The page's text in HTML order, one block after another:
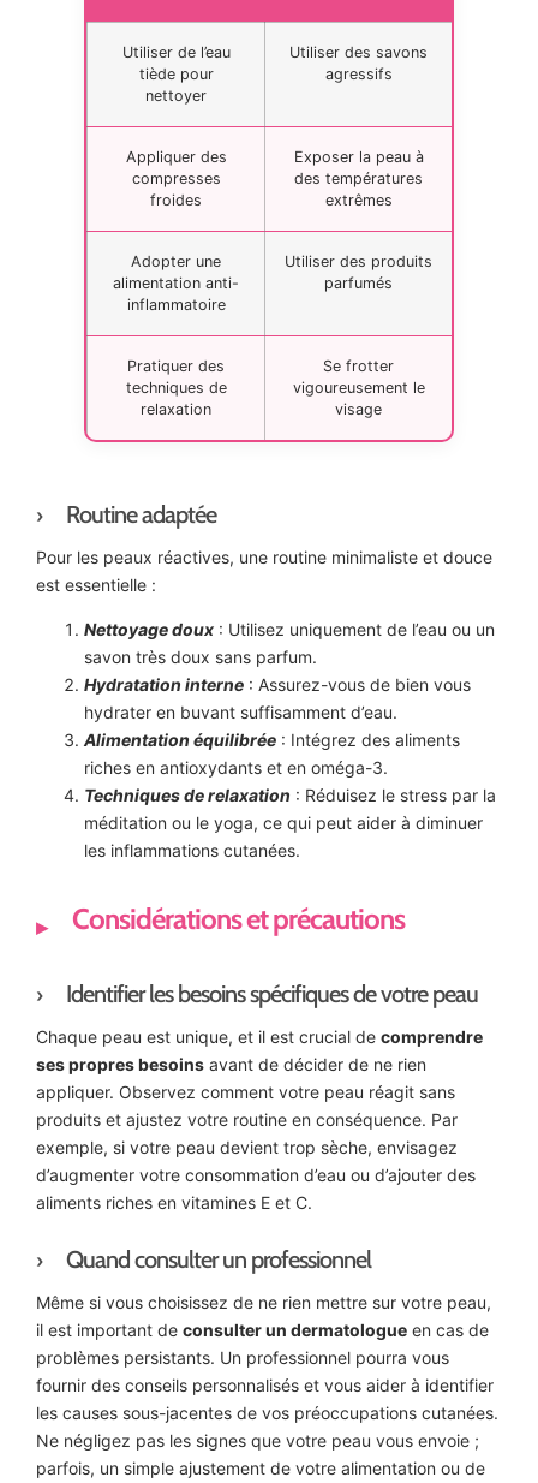
Utiliser de l’eau
tiède pour
nettoyer
Utiliser des savons
agressifs
Appliquer des
compresses
froides
Exposer la peau à
des températures
extrêmes
Adopter une
alimentation anti-
inflammatoire
Utiliser des produits
parfumés
Pratiquer des
techniques de
relaxation
Se frotter
vigoureusement le
visage
Routine adaptée
Pour les peaux réactives, une routine minimaliste et douce
est essentielle :
Nettoyage doux : Utilisez uniquement de l’eau ou un
savon très doux sans parfum.
Hydratation interne : Assurez-vous de bien vous
hydrater en buvant suffisamment d’eau.
Alimentation équilibrée : Intégrez des aliments
riches en antioxydants et en oméga-3.
Techniques de relaxation : Réduisez le stress par la
méditation ou le yoga, ce qui peut aider à diminuer
les inflammations cutanées.
Considérations et précautions
Identifier les besoins spécifiques de votre peau
Chaque peau est unique, et il est crucial de comprendre
ses propres besoins avant de décider de ne rien
appliquer. Observez comment votre peau réagit sans
produits et ajustez votre routine en conséquence. Par
exemple, si votre peau devient trop sèche, envisagez
d’augmenter votre consommation d’eau ou d’ajouter des
aliments riches en vitamines E et C.
Quand consulter un professionnel
Même si vous choisissez de ne rien mettre sur votre peau,
il est important de consulter un dermatologue en cas de
problèmes persistants. Un professionnel pourra vous
fournir des conseils personnalisés et vous aider à identifier
les causes sous-jacentes de vos préoccupations cutanées.
Ne négligez pas les signes que votre peau vous envoie ;
parfois, un simple ajustement de votre alimentation ou de